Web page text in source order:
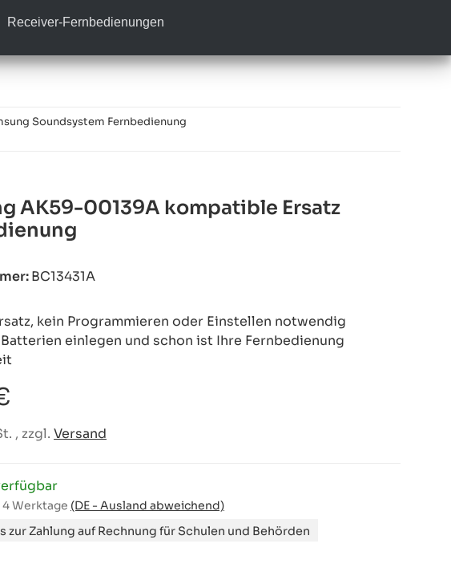
Receiver-Fernbedienungen
Soundsystem Fernbedienung
AK59-00139A kompatible Ersatz
BC13431A
kein Programmieren oder Einstellen notwendig
einlegen und schon ist Ihre Fernbedienung
, zzgl. Versand
4 Werktage (DE - Ausland abweichend)
zur Zahlung auf Rechnung für Schulen und Behörden